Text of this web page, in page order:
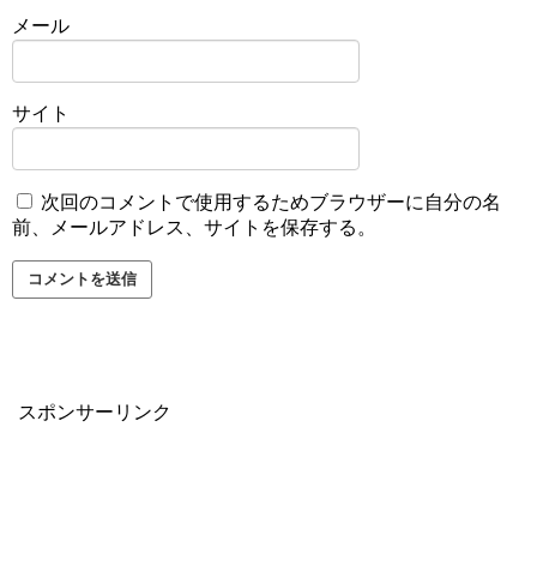
メール
サイト
次回のコメントで使用するためブラウザーに自分の名
前、メールアドレス、サイトを保存する。
スポンサーリンク